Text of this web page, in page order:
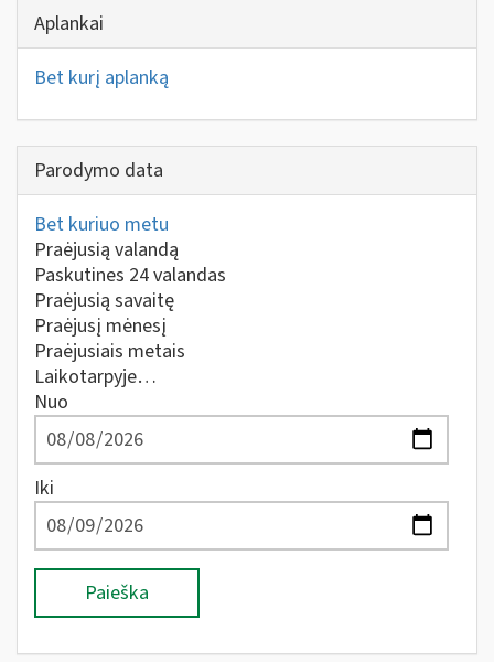
Aplankai
Bet kurį aplanką
Parodymo data
Bet kuriuo metu
Praėjusią valandą
Paskutines 24 valandas
Praėjusią savaitę
Praėjusį mėnesį
Praėjusiais metais
Laikotarpyje…
Nuo
Iki
Paieška